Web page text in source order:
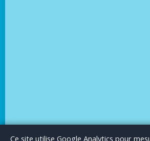
Le BlogPublicité Articles invités
Ce site utilise Google Analytics pour